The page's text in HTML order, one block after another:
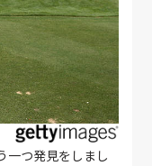
一つ発見をしまし